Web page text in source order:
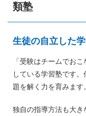
類塾
生徒の自立した
「受験はチームでお
している学習塾です
題を解く力を育みます。
独自の指導方法も大き